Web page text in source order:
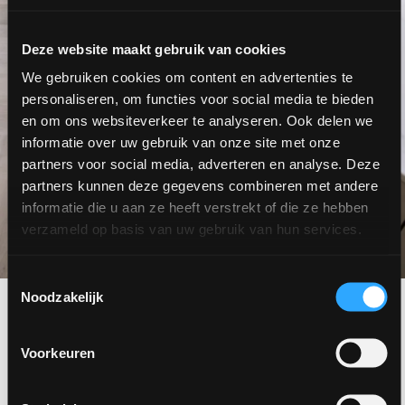
Deze website maakt gebruik van cookies
We gebruiken cookies om content en advertenties te
personaliseren, om functies voor social media te bieden
en om ons websiteverkeer te analyseren. Ook delen we
informatie over uw gebruik van onze site met onze
partners voor social media, adverteren en analyse. Deze
partners kunnen deze gegevens combineren met andere
informatie die u aan ze heeft verstrekt of die ze hebben
verzameld op basis van uw gebruik van hun services.
Toestemmingsselectie
Noodzakelijk
Voorkeuren
DE MEEST GESTELDE VRAGEN OVER PVC VLOEREN